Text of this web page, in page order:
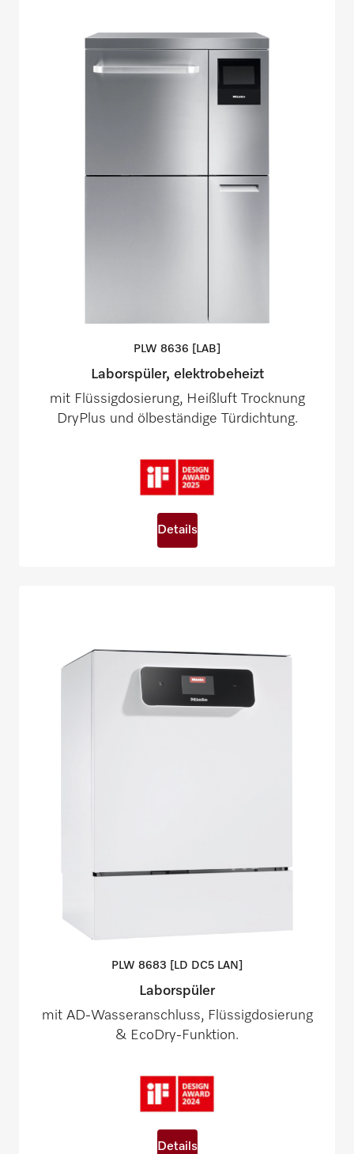
PLW 8636 [LAB]
Laborspüler, elektrobeheizt
mit Flüssigdosierung, Heißluft Trocknung
DryPlus und ölbeständige Türdichtung.
Details
PLW 8683 [LD DC5 LAN]
Laborspüler
mit AD-Wasseranschluss, Flüssigdosierung
& EcoDry-Funktion.
Details